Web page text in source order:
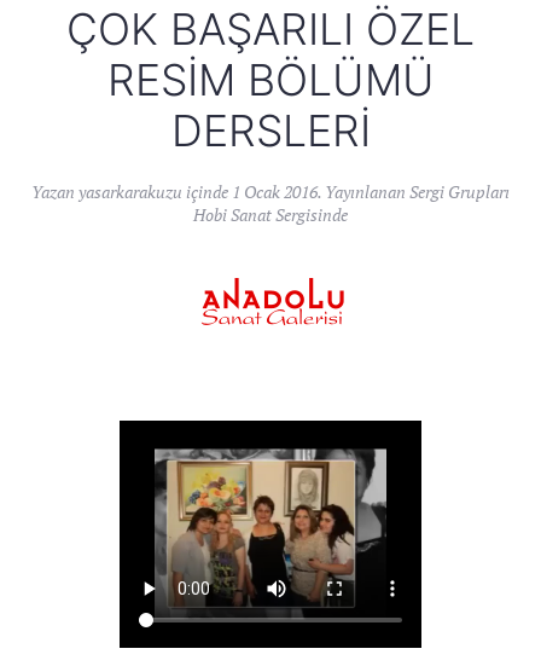
ÇOK BAŞARILI ÖZEL
RESIM BÖLÜMÜ
DERSLERI
Yazan yasarkarakuzu içinde 1 Ocak 2016. Yayınlanan Sergi Grupları
Hobi Sanat Sergisinde